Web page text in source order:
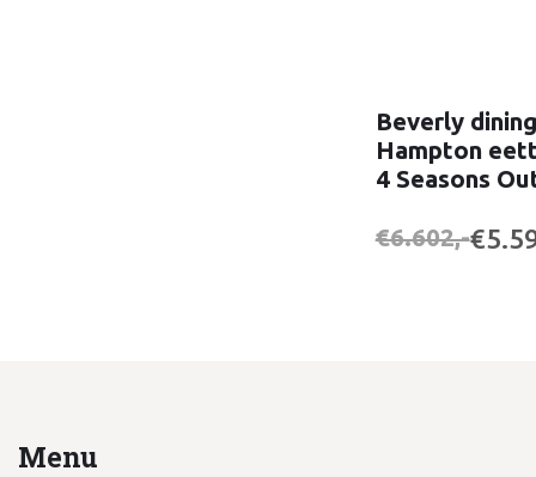
Beverly
Hampton
4 Seasons
€6.602,-
Menu